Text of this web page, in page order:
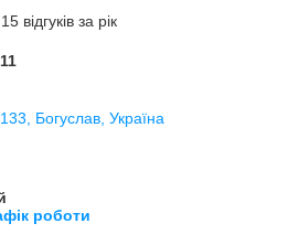
відгуків за рік
Богуслав, Україна
роботи